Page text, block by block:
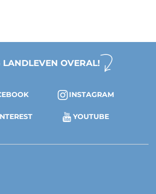
LANDLEVEN OVERAL!
INSTAGRAM
YOUTUBE